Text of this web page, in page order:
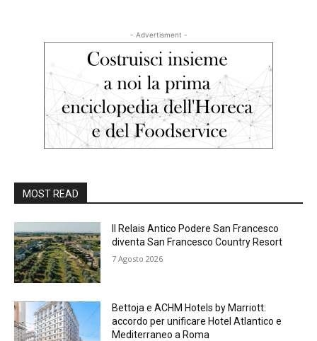
- Advertisment -
MOST READ
Il Relais Antico Podere San Francesco
diventa San Francesco Country Resort
7 Agosto 2026
Bettoja e ACHM Hotels by Marriott:
accordo per unificare Hotel Atlantico e
Mediterraneo a Roma